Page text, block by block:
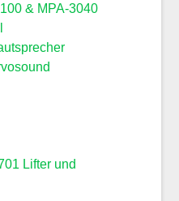
& MPA-3040
Lifter und